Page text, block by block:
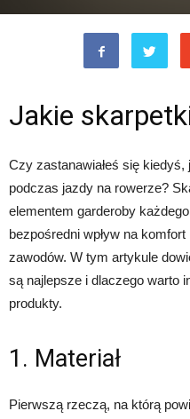
Jakie
Czy zastanawiałeś się
podczas jazdy na rowerze?
elementem garderoby
bezpośredni wpływ na
zawodów. W tym artykule
są najlepsze i dlaczego warto
produkty.
1. Materiał
Pierwszą rzeczą, na którą